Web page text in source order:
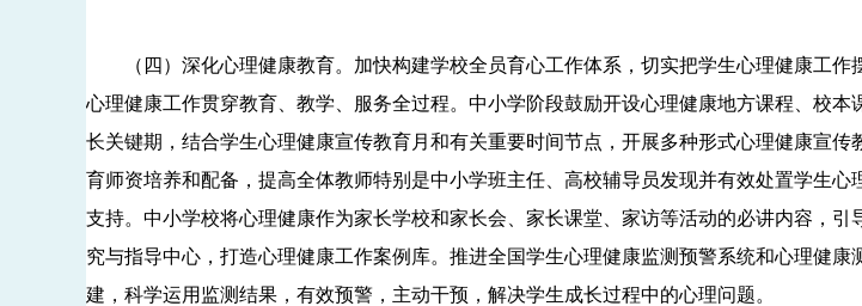
（四）深化心理健康教育。加快构建学校全员育心工作体系，切实把学生心理健康工作
心理健康工作贯穿教育、教学、服务全过程。中小学阶段鼓励开设心理健康地方课程、校
长关键期，结合学生心理健康宣传教育月和有关重要时间节点，开展多种形式心理健康宣
育师资培养和配备，提高全体教师特别是中小学班主任、高校辅导员发现并有效处置学生
支持。中小学校将心理健康作为家长学校和家长会、家长课堂、家访等活动的必讲内容，
究与指导中心，打造心理健康工作案例库。推进全国学生心理健康监测预警系统和心理健
建，科学运用监测结果，有效预警，主动干预，解决学生成长过程中的心理问题。